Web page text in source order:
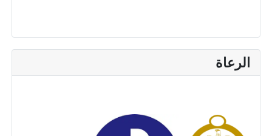
الرعاة